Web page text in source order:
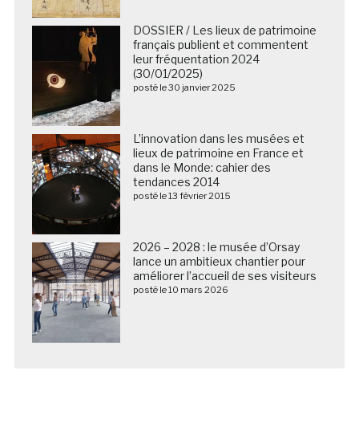
DOSSIER / Les lieux de patrimoine
français publient et commentent
leur fréquentation 2024
(30/01/2025)
posté le 30 janvier 2025
L’innovation dans les musées et
lieux de patrimoine en France et
dans le Monde: cahier des
tendances 2014
posté le 13 février 2015
2026 – 2028 : le musée d’Orsay
lance un ambitieux chantier pour
améliorer l’accueil de ses visiteurs
posté le 10 mars 2026